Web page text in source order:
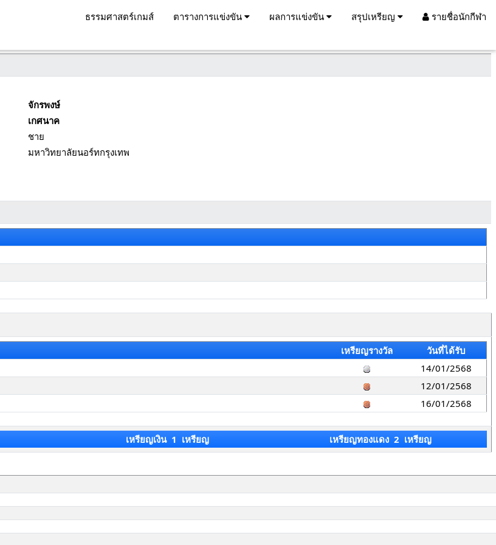
ธรรมศาสตร์เกมส์ ตารางการแข่งขัน ผลการแข่งขัน สรุปเหรียญ รายชื่อนักกีฬา
จักรพงษ์
เกศนาค
ชาย
มหาวิทยาลัยนอร์ทกรุงเทพ
เหรียญรางวัล
วันที่ได้รับ
14/01/2568
12/01/2568
16/01/2568
เหรียญเงิน 1 เหรียญ เหรียญทองแดง 2 เหรียญ